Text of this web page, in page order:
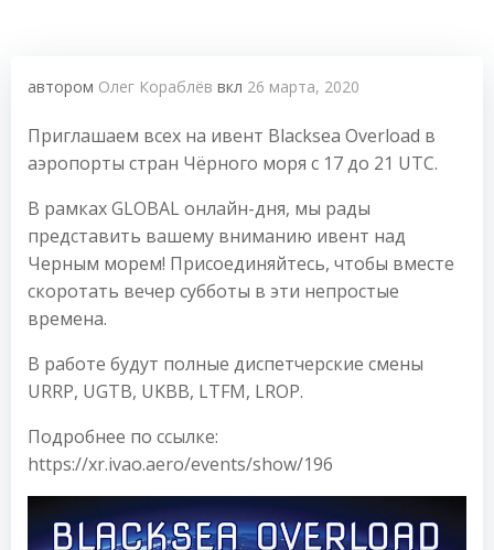
автором Олег Кораблёв вкл 26 марта, 2020
Приглашаем всех на ивент Blacksea Overload в
аэропорты стран Чёрного моря с 17 до 21 UTC.
В рамках GLOBAL онлайн-дня, мы рады
представить вашему вниманию ивент над
Черным морем! Присоединяйтесь, чтобы вместе
скоротать вечер субботы в эти непростые
времена.
В работе будут полные диспетчерские смены
URRP, UGTB, UKBB, LTFM, LROP.
Подробнее по ссылке:
https://xr.ivao.aero/events/show/196